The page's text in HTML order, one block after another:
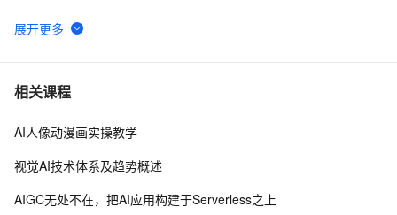
6
AAAI,ICML,CVPR,NeurIPS...31篇国际七大AI顶会2021
7 视觉AI五天训练营教程 Day 1
8 固特异（Goodyear）利用人工智能和物联网实现数字化
相关课程
AI人像动漫画实操教学
视觉AI技术体系及趋势概述
AIGC无处不在，把AI应用构建于Serverless之上